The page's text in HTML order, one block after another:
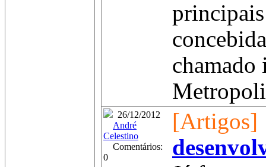
26/12/2012
André
Celestino
Comentários:
0
[Artigos]